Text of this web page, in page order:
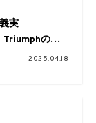
実
Triumphのバ
イク相棒論
2025.04.18